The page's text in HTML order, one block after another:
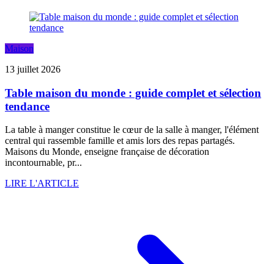
Maison
13 juillet 2026
Table maison du monde : guide complet et sélection
tendance
La table à manger constitue le cœur de la salle à manger, l'élément
central qui rassemble famille et amis lors des repas partagés.
Maisons du Monde, enseigne française de décoration
incontournable, pr...
LIRE L'ARTICLE